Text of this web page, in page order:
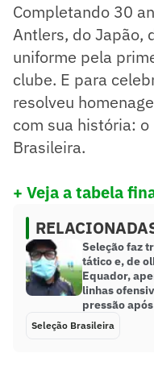
Completando 30
Antlers, do Japão,
uniforme pela
clube. E para
resolveu
com sua história:
Brasileira.
+ Veja a tabela
Seleção faz
tático e, de
Equador,
linhas
pressão
Seleção Brasileira